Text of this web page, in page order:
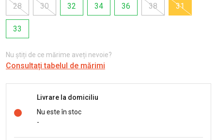
28
30 32 34 36 38 31
33
Nu știți de ce mărime aveți nevoie?
Consultați tabelul de mărimi
Livrare la domiciliu
Nu este în stoc
-